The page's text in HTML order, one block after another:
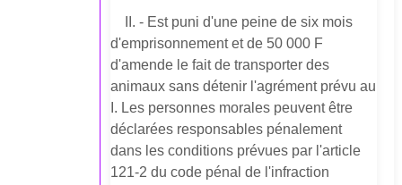
II. - Est puni d'une peine de six mois
d'emprisonnement et de 50 000 F
d'amende le fait de transporter des
animaux sans détenir l'agrément prévu au
I. Les personnes morales peuvent être
déclarées responsables pénalement
dans les conditions prévues par l'article
121-2 du code pénal de l'infraction